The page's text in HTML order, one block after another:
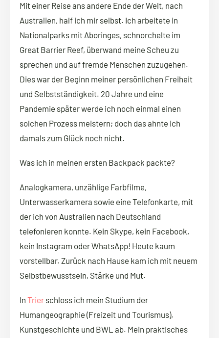
Mit einer Reise ans andere Ende der Welt, nach
Australien, half ich mir selbst. Ich arbeitete in
Nationalparks mit Aboringes, schnorchelte im
Great Barrier Reef, überwand meine Scheu zu
sprechen und auf fremde Menschen zuzugehen.
Dies war der Beginn meiner persönlichen Freiheit
und Selbstständigkeit. 20 Jahre und eine
Pandemie später werde ich noch einmal einen
solchen Prozess meistern; doch das ahnte ich
damals zum Glück noch nicht.
Was ich in meinen ersten Backpack packte?
Analogkamera, unzählige Farbfilme,
Unterwasserkamera sowie eine Telefonkarte, mit
der ich von Australien nach Deutschland
telefonieren konnte. Kein Skype, kein Facebook,
kein Instagram oder WhatsApp! Heute kaum
vorstellbar. Zurück nach Hause kam ich mit neuem
Selbstbewusstsein, Stärke und Mut.
In Trier schloss ich mein Studium der
Humangeographie (Freizeit und Tourismus),
Kunstgeschichte und BWL ab. Mein praktisches